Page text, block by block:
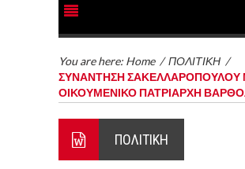
You are here: Home /ΠΟΛΙΤΙΚΗ /
ΣΥΝΑΝΤΗΣΗ ΣΑΚΕΛΛΑΡΟΠΟΥΛΟΥ
ΟΙΚΟΥΜΕΝΙΚΟ ΠΑΤΡΙΑΡΧΗ
ΠΟΛΙΤΙΚΗ